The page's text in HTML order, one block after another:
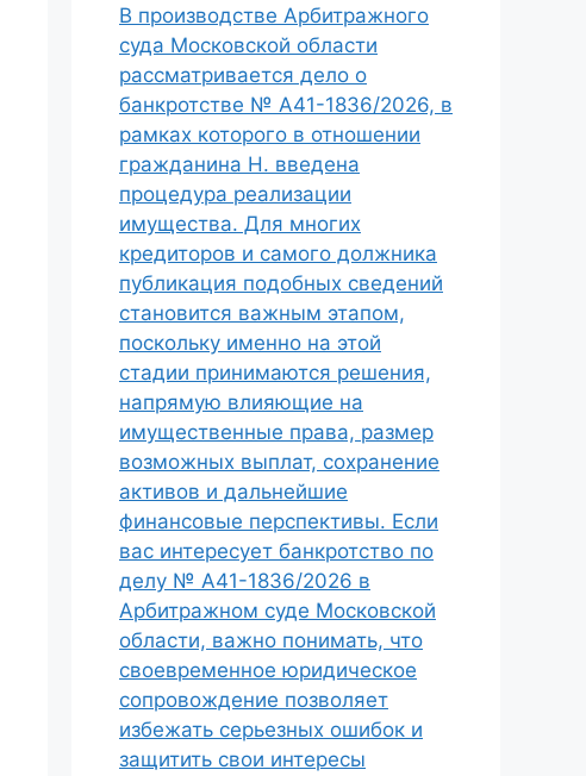
В производстве Арбитражного
суда Московской области
рассматривается дело о
банкротстве № А41-1836/2026, в
рамках которого в отношении
гражданина Н. введена
процедура реализации
имущества. Для многих
кредиторов и самого должника
публикация подобных сведений
становится важным этапом,
поскольку именно на этой
стадии принимаются решения,
напрямую влияющие на
имущественные права, размер
возможных выплат, сохранение
активов и дальнейшие
финансовые перспективы. Если
вас интересует банкротство по
делу № А41-1836/2026 в
Арбитражном суде Московской
области, важно понимать, что
своевременное юридическое
сопровождение позволяет
избежать серьезных ошибок и
защитить свои интересы